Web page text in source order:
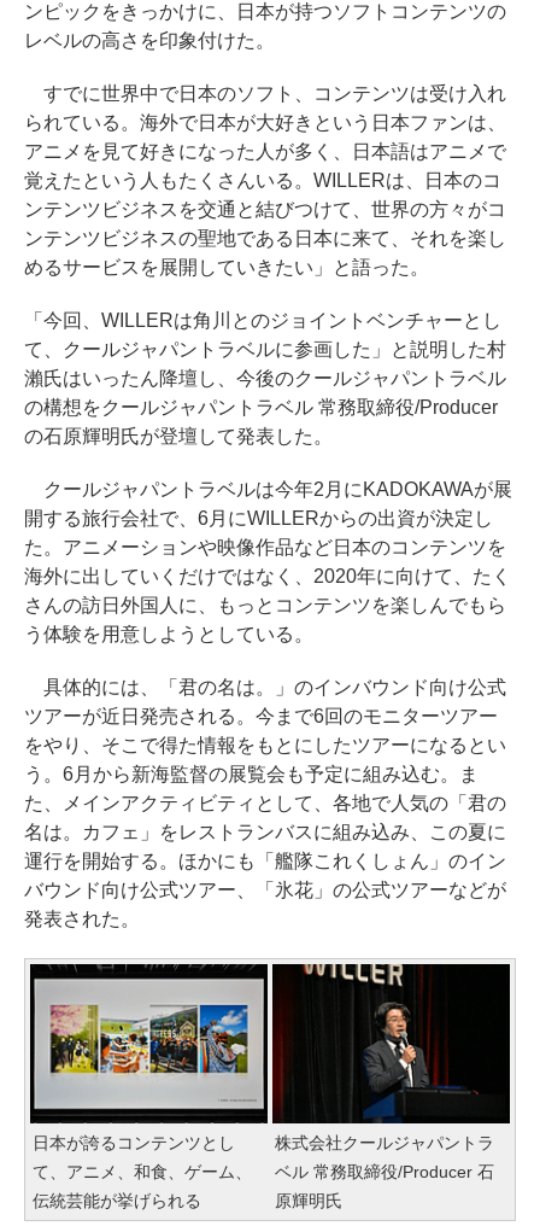
ンピックをきっかけに、日本が持つソフトコンテンツの
レベルの高さを印象付けた。
すでに世界中で日本のソフト、コンテンツは受け入れ
られている。海外で日本が大好きという日本ファンは、
アニメを見て好きになった人が多く、日本語はアニメで
覚えたという人もたくさんいる。WILLERは、日本のコ
ンテンツビジネスを交通と結びつけて、世界の方々がコ
ンテンツビジネスの聖地である日本に来て、それを楽し
めるサービスを展開していきたい」と語った。
「今回、WILLERは角川とのジョイントベンチャーとし
て、クールジャパントラベルに参画した」と説明した村
瀨氏はいったん降壇し、今後のクールジャパントラベル
の構想をクールジャパントラベル 常務取締役/Producer
の石原輝明氏が登壇して発表した。
クールジャパントラベルは今年2月にKADOKAWAが展
開する旅行会社で、6月にWILLERからの出資が決定し
た。アニメーションや映像作品など日本のコンテンツを
海外に出していくだけではなく、2020年に向けて、たく
さんの訪日外国人に、もっとコンテンツを楽しんでもら
う体験を用意しようとしている。
具体的には、「君の名は。」のインバウンド向け公式
ツアーが近日発売される。今まで6回のモニターツアー
をやり、そこで得た情報をもとにしたツアーになるとい
う。6月から新海監督の展覧会も予定に組み込む。ま
た、メインアクティビティとして、各地で人気の「君の
名は。カフェ」をレストランバスに組み込み、この夏に
運行を開始する。ほかにも「艦隊これくしょん」のイン
バウンド向け公式ツアー、「氷花」の公式ツアーなどが
発表された。
日本が誇るコンテンツとし
て、アニメ、和食、ゲーム、
伝統芸能が挙げられる
株式会社クールジャパントラ
ベル 常務取締役/Producer 石
原輝明氏